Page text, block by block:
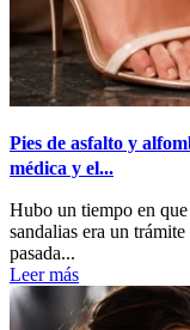
Pies de asfalto y
médica y el...
Hubo un tiempo en
sandalias era un
pasada...
Leer más